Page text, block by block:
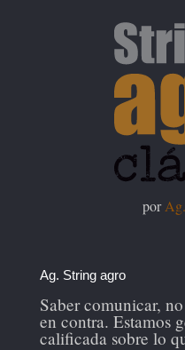
por
Ag. String agro
Saber comunicar,
en contra. Estamos
calificada sobre lo